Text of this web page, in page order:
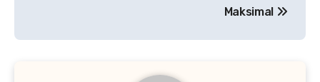
Maksimal